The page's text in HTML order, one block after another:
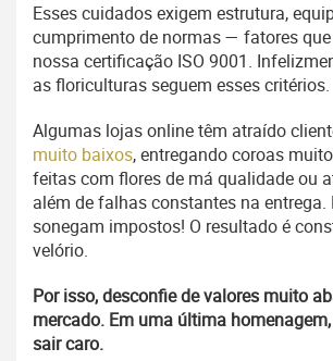
Esses cuidados exigem estrutura,
cumprimento de normas — fatores
nossa certificação ISO 9001.
as floriculturas seguem esses critérios.
Algumas lojas online têm atraído
muito baixos, entregando coroas
feitas com flores de má qualidade ou
além de falhas constantes na
sonegam impostos! O resultado é
velório.
Por isso, desconfie de valores muito
mercado. Em uma última
sair caro.